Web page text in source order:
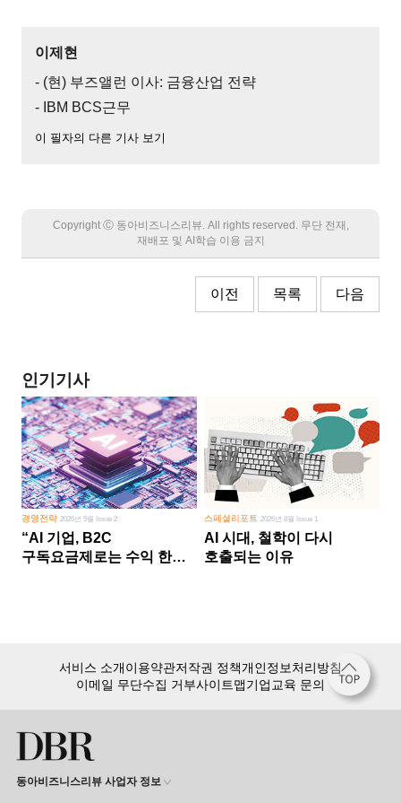
이제현
- (현) 부즈앨런 이사: 금융산업 전략
- IBM BCS근무
이 필자의 다른 기사 보기
Copyright Ⓒ 동아비즈니스리뷰. All rights reserved. 무단 전재,
재배포 및 AI학습 이용 금지
이전 목록 다음
인기기사
경영전략 2026년 5월 Issue 2
“AI 기업, B2C
구독요금제로는 수익 한계
스페셜리포트 2026년 8월 Issue 1
AI 시대, 철학이 다시
호출되는 이유
서비스 소개이용약관저작권 정책개인정보처리방침
이메일 무단수집 거부사이트맵기업교육 문의
동아비즈니스리뷰 사업자 정보